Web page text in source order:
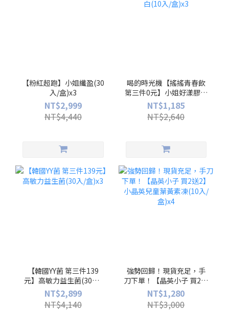
【粉紅超跑】小姐纖盈(30
入/盒)x3
NT$2,999
NT$4,440
喝的時光機【搖搖青春飲
第三件0元】小姐好漾膠原
蛋白(10入/盒)x3
NT$1,185
NT$2,640
【韓國YY菌 第三件139
元】高敏力益生菌(30入/
盒)x3
NT$2,899
NT$4,140
強勢回歸！現貨充足，手
刀下單！【晶英小子 買2送
2】小晶英兒童葉黃素凍
(10入/盒)x4
NT$1,280
NT$3,000